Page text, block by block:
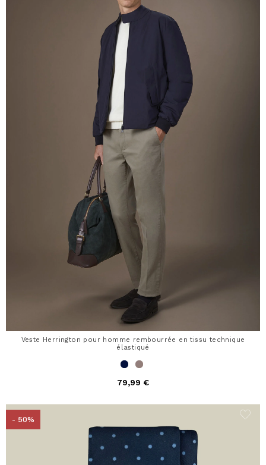
Veste Herrington pour homme rembourrée en tissu technique
élastiqué
79,99 €
- 50%